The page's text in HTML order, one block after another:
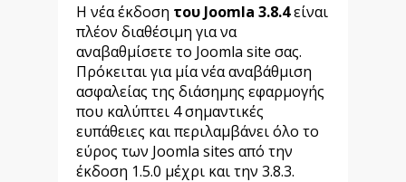
Η νέα έκδοση του Joomla 3.8.4είναι
πλέον διαθέσιμη για να
αναβαθμίσετε το Joomla site σας.
Πρόκειται για μία νέα αναβάθμιση
ασφαλείας της διάσημης εφαρμογής
που καλύπτει 4 σημαντικές
ευπάθειες και περιλαμβάνει όλο το
εύρος των Joomla sites από την
έκδοση 1.5.0 μέχρι και την 3.8.3.